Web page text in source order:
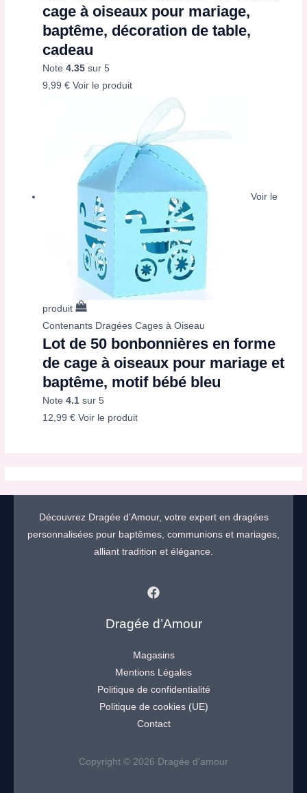
cage à oiseaux pour mariage,
baptême, décoration de table,
cadeau
Note4.35 sur 5
9,99€ Voir le produit
Voir le
produit
Contenants Dragées Cages à Oiseau
Lot de 50 bonbonnières en forme
de cage à oiseaux pour mariage et
baptême, motif bébé bleu
Note4.1 sur 5
12,99€ Voir le produit
Découvrez Dragée d’Amour, votre expert en dragées
personnalisées pour baptêmes, communions et mariages,
alliant tradition et élégance.
Dragée d’Amour
Magasins
Mentions Légales
Politique de confidentialité
Politique de cookies (UE)
Contact
Copyright © 2026 Dragée d'amour